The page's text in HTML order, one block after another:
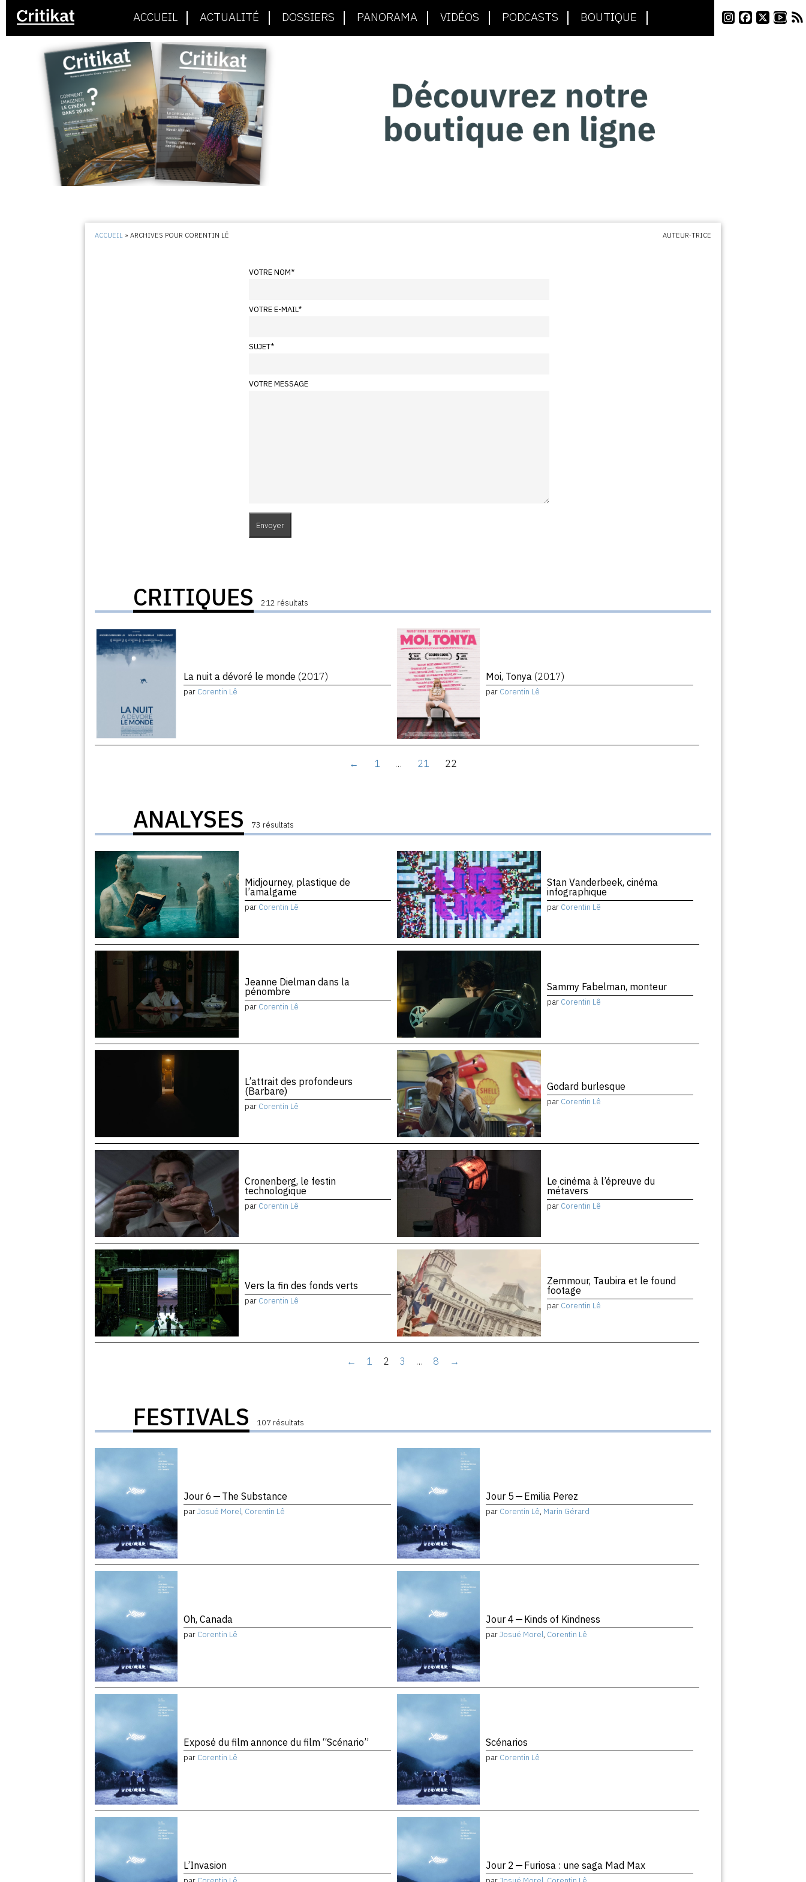
ACCUEIL ACTUALITÉ DOSSIERS PANORAMA VIDÉOS PODCASTS BOUTIQUE
ACCUEIL »ARCHIVES POUR CORENTIN LÊ AUTEUR·TRICE
VOTRE NOM*
VOTRE E-MAIL*
SUJET*
VOTRE MESSAGE
CRITIQUES 212 résultats
La nuit a dévoré le monde (2017)
par Corentin Lê
Moi, Tonya (2017)
par Corentin Lê
← 1 … 21 22
ANALYSES 73 résultats
Midjourney, plastique de
l’amalgame
par Corentin Lê
Stan Vanderbeek, cinéma
infographique
par Corentin Lê
Jeanne Dielman dans la
pénombre
par Corentin Lê
Sammy Fabelman, monteur
par Corentin Lê
L’attrait des profondeurs
(Barbare)
par Corentin Lê
Godard burlesque
par Corentin Lê
Cronenberg, le festin
technologique
par Corentin Lê
Le cinéma à l’épreuve du
métavers
par Corentin Lê
Vers la fin des fonds verts
par Corentin Lê
Zemmour, Taubira et le found
footage
par Corentin Lê
← 1 2 3 … 8 →
FESTIVALS 107 résultats
Jour 6 — The Substance
parJosué Morel, Corentin Lê
Jour 5 — Emilia Perez
par Corentin Lê, Marin Gérard
Oh, Canada
par Corentin Lê
Jour 4 — Kinds of Kindness
parJosué Morel, Corentin Lê
Exposé du film annonce du film “Scénario”
par Corentin Lê
Scénarios
par Corentin Lê
L’Invasion Jour 2 — Furiosa : une saga Mad Max